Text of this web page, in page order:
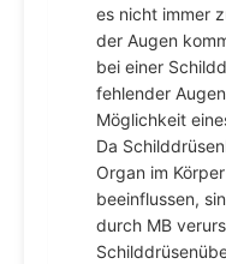
es nicht immer
der Augen
bei einer
fehlender
Möglichkeit
Da
Organ im
beeinflussen,
durch MB